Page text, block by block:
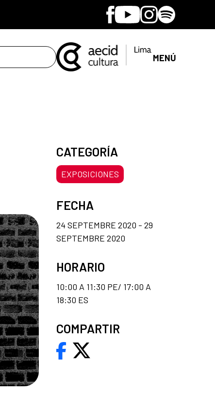
Facebook
YoutubeInstagram
Spotify
MENÚ
CATEGORÍA
EXPOSICIONES
FECHA
24 SEPTEMBRE 2020 - 29
SEPTEMBRE 2020
HORARIO
10:00 A 11:30 PE/ 17:00 A
18:30 ES
COMPARTIR